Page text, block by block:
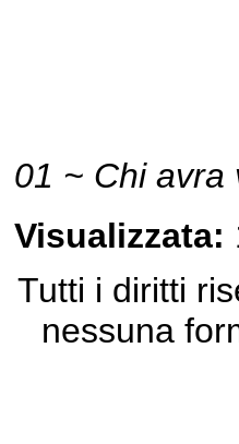
01 ~ Chi avra
Visualizzata:
Tutti i diritti
nessuna